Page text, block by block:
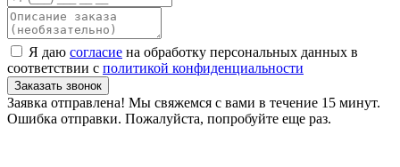
Я даю согласие на обработку персональных данных в
соответствии с политикой конфиденциальности
Заказать звонок
Заявка отправлена! Мы свяжемся с вами в течение 15 минут.
Ошибка отправки. Пожалуйста, попробуйте еще раз.